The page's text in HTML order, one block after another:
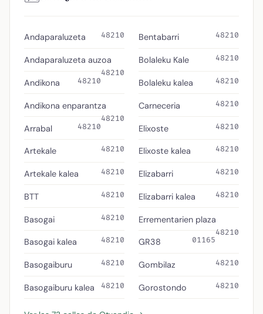
Andaparaluzeta 48210
Andaparaluzeta auzoa
48210
Andikona 48210
Andikona enparantza
48210
Arrabal 48210
Artekale 48210
Artekale kalea 48210
BTT 48210
Basogai 48210
Basogai kalea 48210
Basogaiburu 48210
Basogaiburu kalea 48210
Bentabarri 48210
Bolaleku Kale 48210
Bolaleku kalea 48210
Carneceria 48210
Elixoste 48210
Elixoste kalea 48210
Elizabarri 48210
Elizabarri kalea 48210
Errementarien plaza
48210
GR38 01165
Gombilaz 48210
Gorostondo 48210